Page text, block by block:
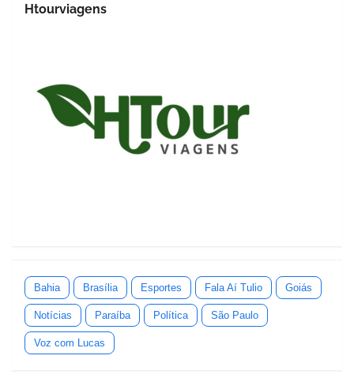
Htourviagens
Bahia Brasília Esportes Fala Aí Tulio Goiás
Notícias Paraíba Política São Paulo
Voz com Lucas